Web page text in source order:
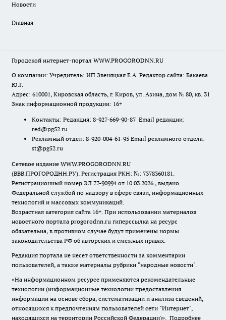
Новости
Главная
Городской интернет-портал WWW.PROGORODNN.RU
О компании: Учредитель: ИП Звеняцкая Е.А. Редактор сайта: Бакаева
Ю.Г.
Адрес: 610001, Кировская область, г. Киров, ул. Азина, дом № 80, кв. 31
Знак информационной продукции: 16+
Контакты: Редакция: 8-927-669-90-87 Email редакции:
red@pg52.ru
Рекламный отдел: 8-920-004-61-95 Email рекламного отдела:
st@pg52.ru
Сетевое издание WWW.PROGORODNN.RU
(ВВВ.ПРОГОРОДНН.РУ). Регистрация РКН: №: 7378360181.
Регистрационный номер ЭЛ 77-90994 от 10.03.2026., выдано
Федеральной службой по надзору в сфере связи, информационных
технологий и массовых коммуникаций.
Возрастная категория сайта 16+. При использовании материалов
новостного портала progorodnn.ru гиперссылка на ресурс
обязательна, в противном случае будут применены нормы
законодательства РФ об авторских и смежных правах.
Редакция портала не несет ответственности за комментарии
пользователей, а также материалы рубрики "народные новости".
«На информационном ресурсе применяются рекомендательные
технологии (информационные технологии предоставления
информации на основе сбора, систематизации и анализа сведений,
относящихся к предпочтениям пользователей сети "Интернет",
находящихся на территории Российской Федерации)». Подробнее